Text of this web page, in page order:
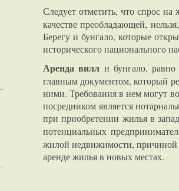
Следует отметить, что спрос
качестве преобладающей,
Берегу и бунгало, которые
исторического национального
Аренда вилл и бунгало,
главным документом, который
ними. Требования в нем могут
посредником является
при приобретении жилья в
потенциальных
жилой недвижимости, причиной
аренде жилья в новых местах.